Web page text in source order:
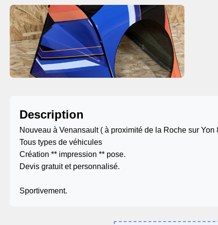
Description
Nouveau à Venansault ( à proximité de la Roche sur
Tous types de véhicules
Création ** impression ** pose.
Devis gratuit et personnalisé.
Sportivement.